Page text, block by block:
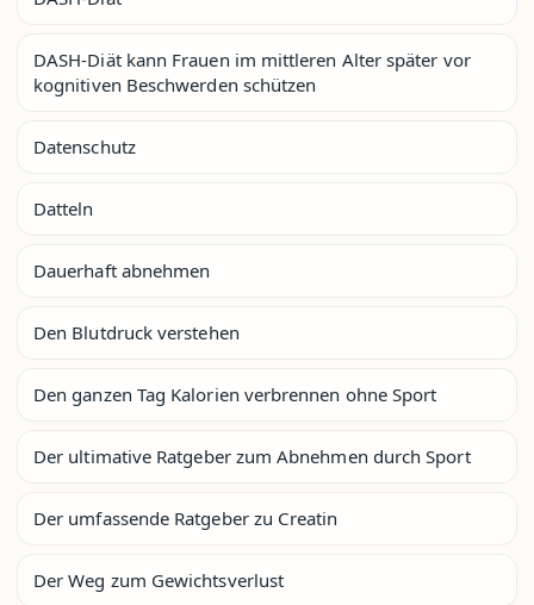
DASH-Diät kann Frauen im mittleren Alter später vor
kognitiven Beschwerden schützen
Datenschutz
Datteln
Dauerhaft abnehmen
Den Blutdruck verstehen
Den ganzen Tag Kalorien verbrennen ohne Sport
Der ultimative Ratgeber zum Abnehmen durch Sport
Der umfassende Ratgeber zu Creatin
Der Weg zum Gewichtsverlust